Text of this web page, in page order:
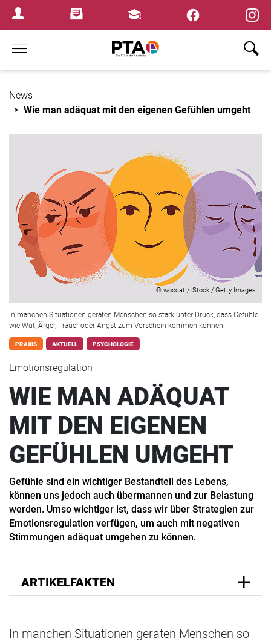
Login MenuNewsletterFortbildungen
Home
News
Wie man adäquat mit den eigenen Gefühlen umgeht
© woocat / iStock / Getty Images
In manchen Situationen geraten Menschen so stark unter Druck, dass Gefühle
wie Wut, Ärger, Trauer oder Angst zum Vorschein kommen können.
PRAXIS AKTUELL PSYCHOLOGIE
Emotionsregulation
WIE MAN ADÄQUAT
MIT DEN EIGENEN
GEFÜHLEN UMGEHT
Gefühle sind ein wichtiger Bestandteil des Lebens,
können uns jedoch auch übermannen und zur Belastung
werden. Umso wichtiger ist, dass wir über Strategien zur
Emotionsregulation verfügen, um auch mit negativen
Stimmungen adäquat umgehen zu können.
ARTIKELFAKTEN
In manchen Situationen geraten Menschen so
×